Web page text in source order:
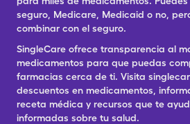
seguro, Medicare, Medicaid o no,
combinar con el seguro.
SingleCare ofrece transparencia al
medicamentos para que puedas
farmacias cerca de ti. Visita
descuentos en medicamentos,
receta médica y recursos que te
informadas sobre tu salud.